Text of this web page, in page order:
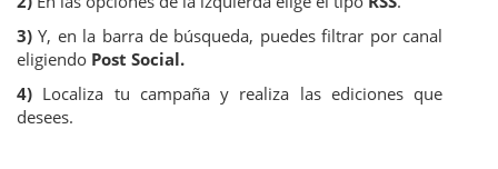
3) Y, en la barra de búsqueda, puedes filtrar por canal
eligiendo Post Social.
4) Localiza tu campaña y realiza las ediciones que
desees.